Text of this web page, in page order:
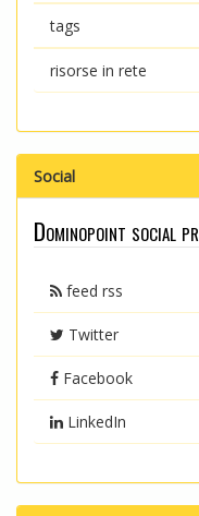
tags
risorse in rete
Social
Dominopoint social
feed rss
Twitter
Facebook
LinkedIn